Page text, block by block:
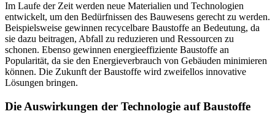
Im Laufe der Zeit werden neue Materialien und Technologien
entwickelt, um den Bedürfnissen des Bauwesens gerecht zu werden.
Beispielsweise gewinnen recycelbare Baustoffe an Bedeutung, da
sie dazu beitragen, Abfall zu reduzieren und Ressourcen zu
schonen. Ebenso gewinnen energieeffiziente Baustoffe an
Popularität, da sie den Energieverbrauch von Gebäuden minimieren
können. Die Zukunft der Baustoffe wird zweifellos innovative
Lösungen bringen.
Die Auswirkungen der Technologie auf Baustoffe